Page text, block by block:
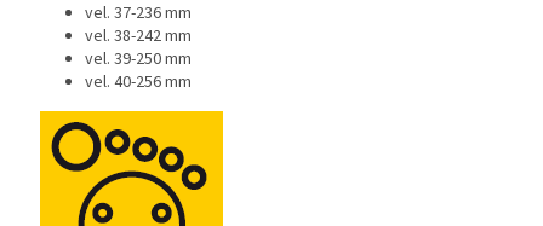
vel. 37-236 mm
vel. 38-242 mm
vel. 39-250 mm
vel. 40-256 mm